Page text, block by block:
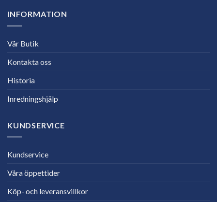
INFORMATION
Vår Butik
Kontakta oss
Historia
Inredningshjälp
KUNDSERVICE
Kundservice
Våra öppettider
Köp- och leveransvillkor